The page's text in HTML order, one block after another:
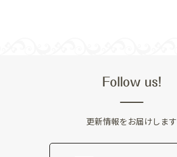
Follow us!
更新情報をお届けします